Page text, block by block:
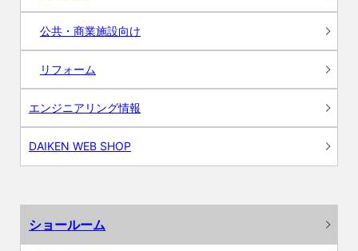
公共・商業施設向け
リフォーム
エンジニアリング情報
DAIKEN WEB SHOP
ショールーム